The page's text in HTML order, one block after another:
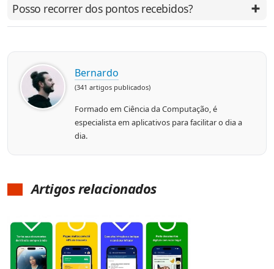
Posso recorrer dos pontos recebidos?
Bernardo
(341 artigos publicados)
Formado em Ciência da Computação, é
especialista em aplicativos para facilitar o dia a
dia.
Artigos relacionados